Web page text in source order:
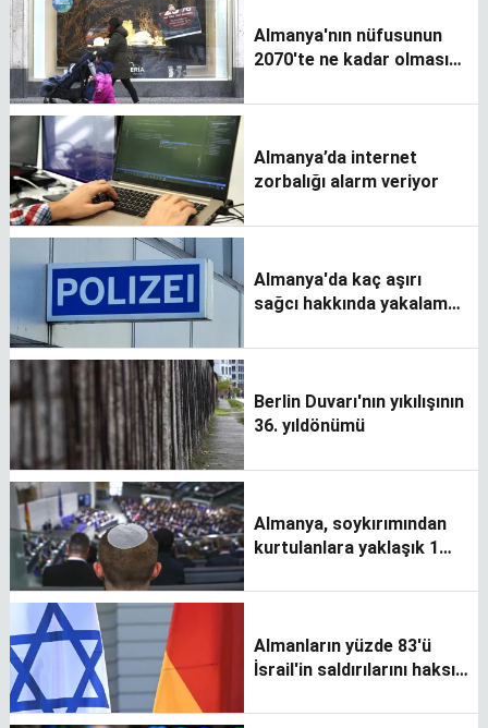
Almanya'nın nüfusunun
2070'te ne kadar olması
Almanya’da internet
zorbalığı alarm veriyor
Almanya'da kaç aşırı
sağcı hakkında yakalama
Berlin Duvarı'nın yıkılışının
36. yıldönümü
Almanya, soykırımından
kurtulanlara yaklaşık 1
Almanların yüzde 83'ü
İsrail'in saldırılarını haksız